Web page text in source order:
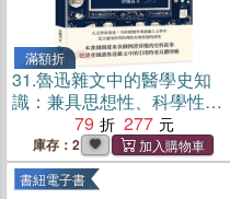
滿額折
31.魯迅雜文中的醫學史知
識：兼具思想性、科學性與
藝術性，從魯迅雜文中體會
蘊藏於醫學的人文精神
79 277
庫存：2
書紐電子書